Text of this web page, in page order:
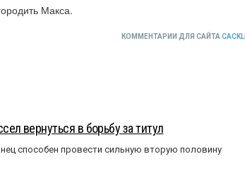
Макса.
КОММЕНТАРИИ ДЛЯ САЙТА CACKL
вернуться в борьбу за титул
способен провести сильную вторую половину